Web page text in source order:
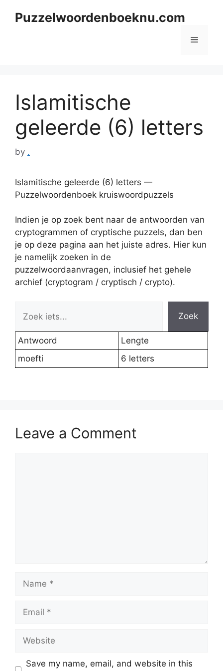
Puzzelwoordenboeknu.com
Menu
Islamitische
geleerde (6) letters
by .
Islamitische geleerde (6) letters —
Puzzelwoordenboek kruiswoordpuzzels
Indien je op zoek bent naar de antwoorden van
cryptogrammen of cryptische puzzels, dan ben
je op deze pagina aan het juiste adres. Hier kun
je namelijk zoeken in de
puzzelwoordaanvragen, inclusief het gehele
archief (cryptogram / cryptisch / crypto).
Zoek
Antwoord
Lengte
moefti
6 letters
Leave a Comment
Save my name, email, and website in this